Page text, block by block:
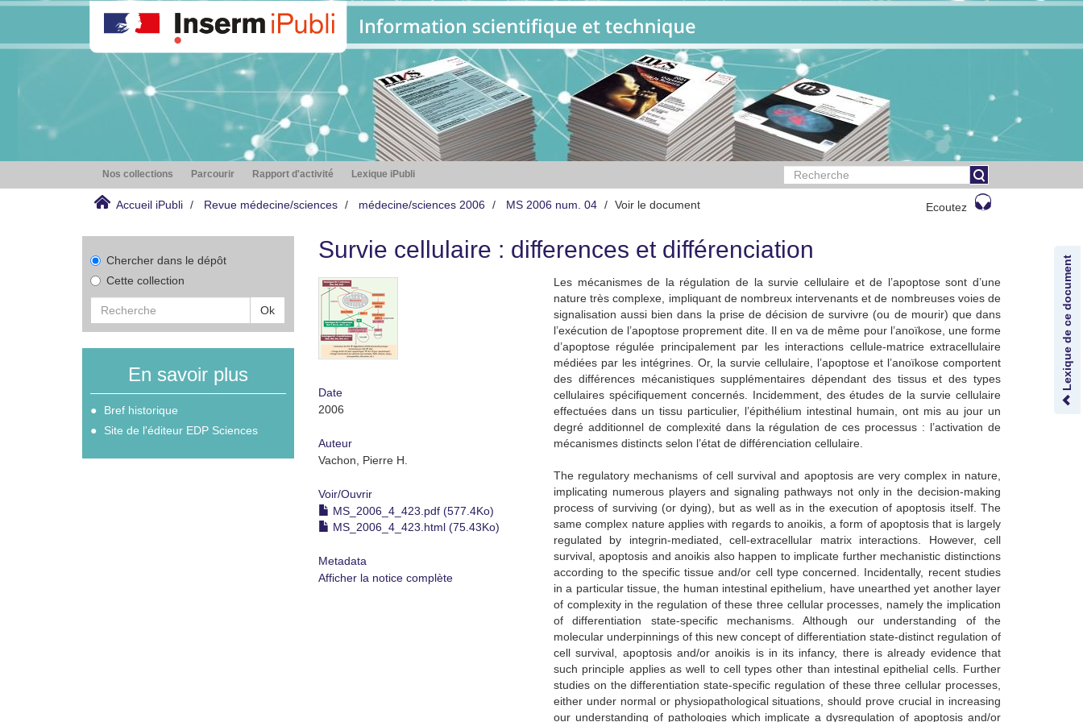
Nos collections Parcourir Rapport d'activité Lexique iPubli
Accueil iPubli Revue médecine/sciences médecine/sciences 2006 MS 2006 num. 04 Voir le document Ecoutez
Lexique de ce document
Chercher dans le dépôt
Cette collection
Ok
En savoir plus
Bref historique
Site de l'éditeur EDP Sciences
Survie cellulaire : differences et différenciation
Date
2006
Auteur
Vachon, Pierre H.
Voir/Ouvrir
MS_2006_4_423.pdf (577.4Ko)
MS_2006_4_423.html (75.43Ko)
Metadata
Afficher la notice complète
Les mécanismes de la régulation de la survie cellulaire et de l’apoptose sont d’une
nature très complexe, impliquant de nombreux intervenants et de nombreuses voies de
signalisation aussi bien dans la prise de décision de survivre (ou de mourir) que dans
l’exécution de l’apoptose proprement dite. Il en va de même pour l’anoïkose, une forme
d’apoptose régulée principalement par les interactions cellule-matrice extracellulaire
médiées par les intégrines. Or, la survie cellulaire, l’apoptose et l’anoïkose comportent
des différences mécanistiques supplémentaires dépendant des tissus et des types
cellulaires spécifiquement concernés. Incidemment, des études de la survie cellulaire
effectuées dans un tissu particulier, l’épithélium intestinal humain, ont mis au jour un
degré additionnel de complexité dans la régulation de ces processus : l’activation de
mécanismes distincts selon l’état de différenciation cellulaire.
The regulatory mechanisms of cell survival and apoptosis are very complex in nature,
implicating numerous players and signaling pathways not only in the decision-making
process of surviving (or dying), but as well as in the execution of apoptosis itself. The
same complex nature applies with regards to anoikis, a form of apoptosis that is largely
regulated by integrin-mediated, cell-extracellular matrix interactions. However, cell
survival, apoptosis and anoikis also happen to implicate further mechanistic distinctions
according to the specific tissue and/or cell type concerned. Incidentally, recent studies
in a particular tissue, the human intestinal epithelium, have unearthed yet another layer
of complexity in the regulation of these three cellular processes, namely the implication
of differentiation state-specific mechanisms. Although our understanding of the
molecular underpinnings of this new concept of differentiation state-distinct regulation of
cell survival, apoptosis and/or anoikis is in its infancy, there is already evidence that
such principle applies as well to cell types other than intestinal epithelial cells. Further
studies on the differentiation state-specific regulation of these three cellular processes,
either under normal or physiopathological situations, should prove crucial in increasing
our understanding of pathologies which implicate a dysregulation of apoptosis and/or